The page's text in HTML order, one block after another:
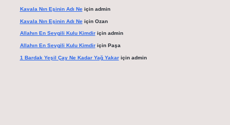
Kavala Nın Eşinin Adı Neiçin admin
Kavala Nın Eşinin Adı Neiçin Ozan
Allahın En Sevgili Kulu Kimdiriçin admin
Allahın En Sevgili Kulu Kimdiriçin Paşa
1 Bardak Yeşil Çay Ne Kadar Yağ Yakariçin admin